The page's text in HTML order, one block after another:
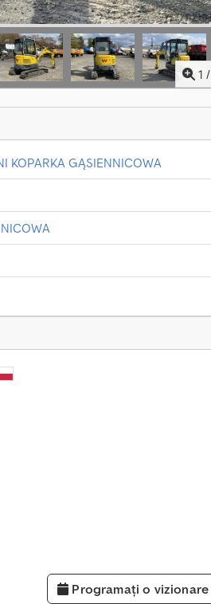
1 /
KOPARKA GĄSIENNICOWA
Programați o vizionare